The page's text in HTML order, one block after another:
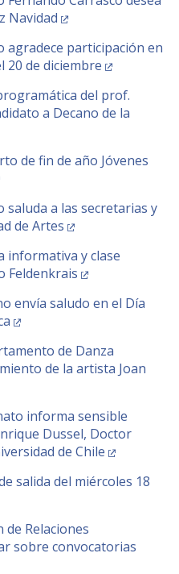
Funcionarias/os
Egresadas/os
Navidad
agradece participación en
20 de diciembre
del prof.
a Decano de la
de fin de año Jóvenes
saluda a las secretarias y
de Artes
informativa y clase
Feldenkrais
envía saludo en el Día
de Danza
de la artista Joan
informa sensible
Dussel, Doctor
de Chile
salida del miércoles 18
de Relaciones
sobre convocatorias